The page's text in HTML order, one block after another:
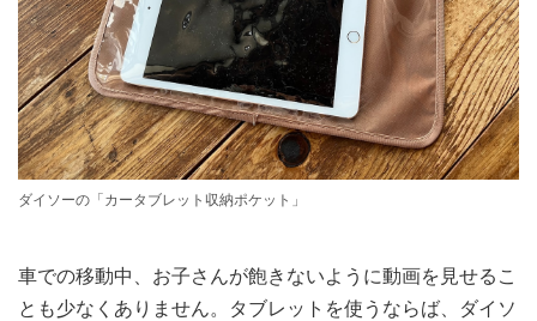
ダイソーの「カータブレット収納ポケット」
車での移動中、お子さんが飽きないように動画を見せるこ
とも少なくありません。タブレットを使うならば、ダイソ